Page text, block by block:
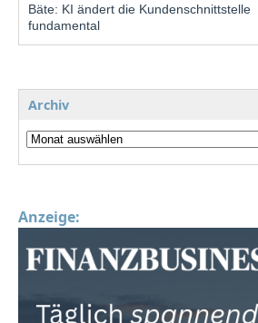
Bäte: KI ändert die Kundenschnittstelle
fundamental
Archiv
Anzeige: